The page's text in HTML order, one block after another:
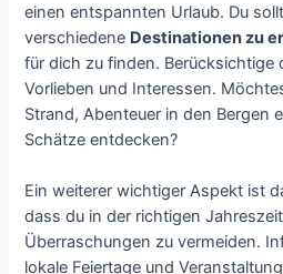
einen entspannten Urlaub. Du
verschiedene Destinationen zu
für dich zu finden. Berücksichtige
Vorlieben und Interessen.
Strand, Abenteuer in den Bergen
Schätze entdecken?
Ein weiterer wichtiger Aspekt ist
dass du in der richtigen
Überraschungen zu vermeiden.
lokale Feiertage und